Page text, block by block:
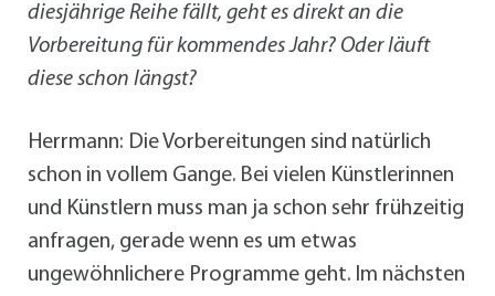
diesjährige Reihe fällt, geht es direkt an die
Vorbereitung für kommendes Jahr? Oder läuft
diese schon längst?
Herrmann: Die Vorbereitungen sind natürlich
schon in vollem Gange. Bei vielen Künstlerinnen
und Künstlern muss man ja schon sehr frühzeitig
anfragen, gerade wenn es um etwas
ungewöhnlichere Programme geht. Im nächsten